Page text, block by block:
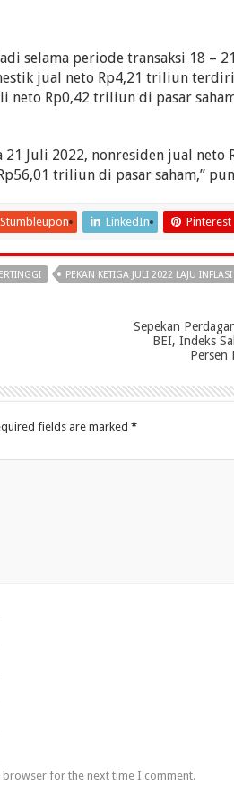
selama periode transaksi 18 –
jual neto Rp4,21 triliun
neto Rp0,42 triliun di pasar
21 Juli 2022, nonresiden jual neto
triliun di pasar saham,”
Stumbleupon LinkedIn Pinterest
PEKAN KETIGA JULI 2022 LAJU
Sepekan
BEI, Indeks
Persen
fields are marked *
browser for the next time I comment.